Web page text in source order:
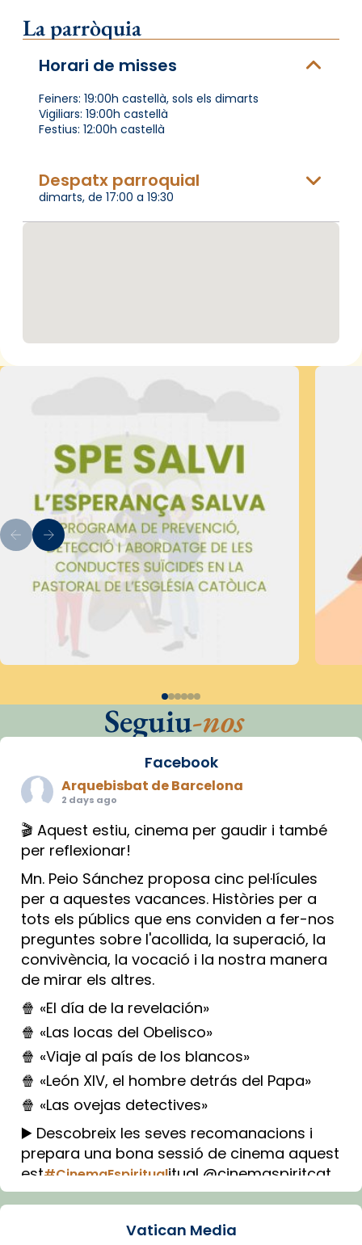
La parròquia
Horari de misses
Feiners: 19:00h castellà, sols els dimarts
Vigiliars: 19:00h castellà
Festius: 12:00h castellà
Despatx parroquial
dimarts, de 17:00 a 19:30
Seguiu-nos
Facebook
Arquebisbat de Barcelona
2 days ago
🎬 Aquest estiu, cinema per gaudir i també
per reflexionar!
Mn. Peio Sánchez proposa cinc pel·lícules
per a aquestes vacances. Històries per a
tots els públics que ens conviden a fer-nos
preguntes sobre l'acollida, la superació, la
convivència, la vocació i la nostra manera
de mirar els altres.
🍿 «El día de la revelación»
🍿 «Las locas del Obelisco»
🍿 «Viaje al país de los blancos»
🍿 «León XIV, el hombre detrás del Papa»
🍿 «Las ovejas detectives»
▶️ Descobreix les seves recomanacions i
prepara una bona sessió de cinema aquest
est#CinemaEspiritualitual @cinemaspiritcat
Imatge: Generada amb IA (OpenAI)
Vatican Media